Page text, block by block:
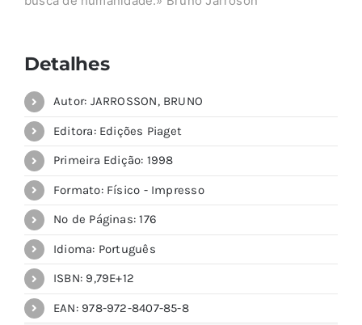
Detalhes
Autor: JARROSSON, BRUNO
Editora: Edições Piaget
Primeira Edição: 1998
Formato: Físico - Impresso
Nº de Páginas: 176
Idioma: Português
ISBN: 9,79E+12
EAN: 978-972-8407-85-8